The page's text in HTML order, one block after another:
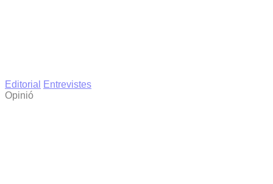
Editorial
Entrevistes
Opinió